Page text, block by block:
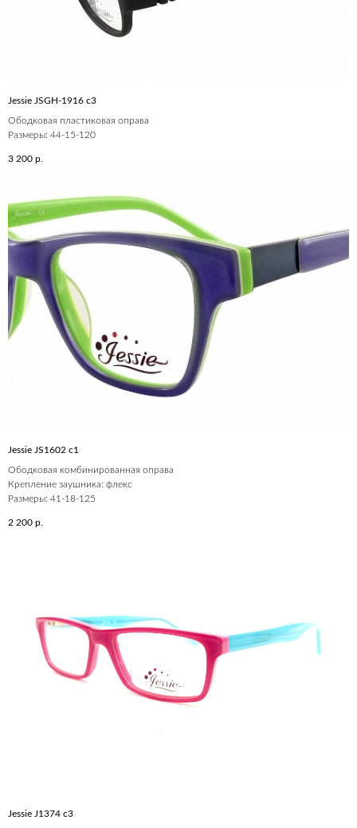
Jessie JSGH-1916 c3
Ободковая пластиковая оправа
Размеры: 44-15-120
3 200 р.
Jessie JS1602 c1
Ободковая комбинированная оправа
Крепление заушника: флекс
Размеры: 41-18-125
2 200 р.
Jessie J1374 c3